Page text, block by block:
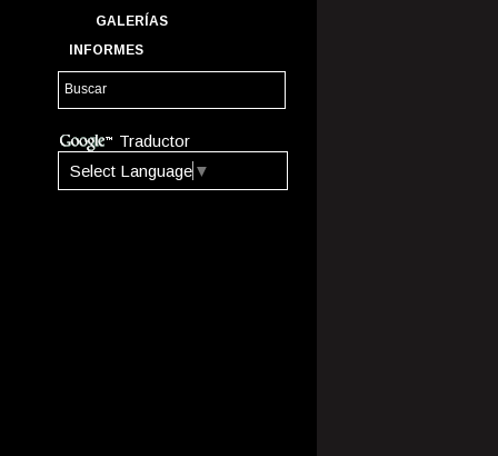
GALERÍAS
INFORMES
Traductor
Select Language ▼